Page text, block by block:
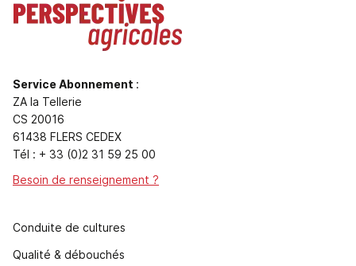
Service Abonnement :
ZA la Tellerie
CS 20016
61438 FLERS CEDEX
Tél : + 33 (0)2 31 59 25 00
Besoin de renseignement ?
Conduite de cultures
Qualité & débouchés